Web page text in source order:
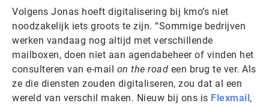
Volgens Jonas hoeft digitalisering bij kmo’s niet
noodzakelijk iets groots te zijn. “Sommige bedrijven
werken vandaag nog altijd met verschillende
mailboxen, doen niet aan agendabeheer of vinden het
consulteren van e-mail on the road een brug te ver. Als
ze die diensten zouden digitaliseren, zou dat al een
wereld van verschil maken. Nieuw bij ons is Flexmail ,